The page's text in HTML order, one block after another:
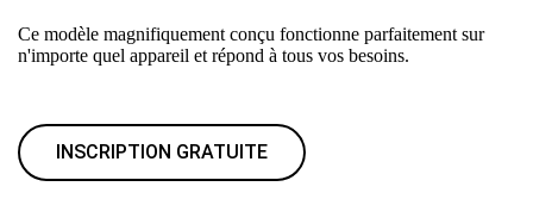
Ce modèle magnifiquement conçu fonctionne parfaitement sur
n'importe quel appareil et répond à tous vos besoins.
INSCRIPTION GRATUITE